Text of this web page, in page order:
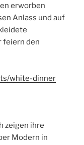
erworben
Anlass und auf
feiern den
white-dinner
zeigen ihre
Modern in